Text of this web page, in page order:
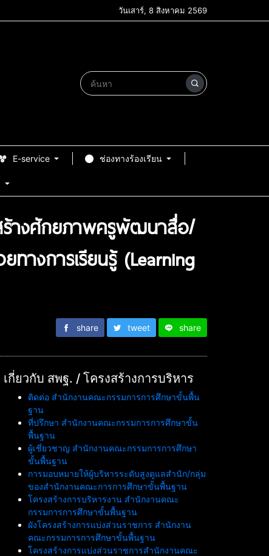
วันเสาร์, 8 สิงหาคม 2569
E-service ช่องทางร้องเรียน
ร้างศักยภาพครูพัฒนาสื่อ/
างการเรียนรู้ (Learning
share tweet share
เกี่ยวกับ สพฐ. / โครงสร้างการบริหาร
ติดต่อ สำนักงานคณะกรรมการการศึกษาขั้นพื้น
ฐาน
ที่ปรึกษา สำนักงานคณะกรรมการการศึกษาขั้น
พื้นฐาน
ผู้เชี่ยวชาญ สำนักงานคณะกรรมการการศึกษา
ขั้นพื้นฐาน
การมอบหมายให้ผู้บริหารระดับสูงดูแลสำนัก/กลุ่ม
ของสำนักงานคณะการการศึกษาขั้นพื้นฐาน
โครงสร้างการบริหารงาน สำนักงานคณะ
กรรมการการศึกษาขั้นพื้นฐาน
ผังโครงสร้างการแบ่งส่วนราชการ สำนักงาน
คณะกรรมการการศึกษาขั้นพื้นฐาน
โครงสร้างการแบ่งส่วนราชการสำนักงานคณะ